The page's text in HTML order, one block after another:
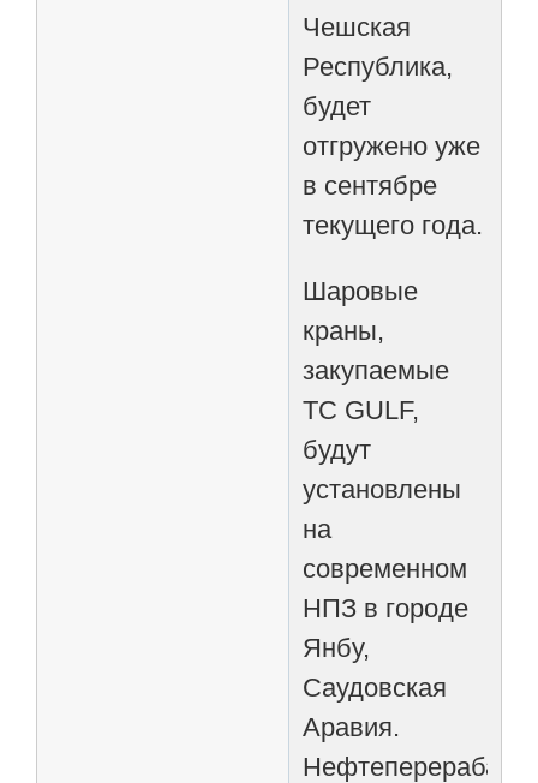
Чешская
Республика,
будет
отгружено уже
в сентябре
текущего года.
Шаровые
краны,
закупаемые
TC GULF,
будут
установлены
на
современном
НПЗ в городе
Янбу,
Саудовская
Аравия.